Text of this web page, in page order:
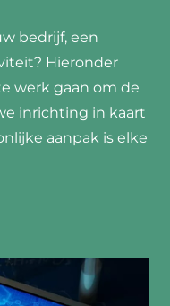
bedrijf, een
Hieronder
werk gaan om de
inrichting in kaart
aanpak is elke